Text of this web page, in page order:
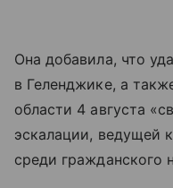
Она добавила, что
в Геленджике, а
области 4 августа
эскалации, ведущей
среди гражданского